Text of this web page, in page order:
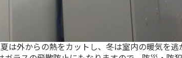
は外からの熱をカットし、冬は室内の暖気を逃